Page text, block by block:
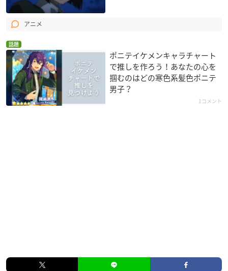
アニメ
話題
ポニテイケメンキャラチャート
で推しを作ろう！あなたの心を
掴むのはどの寒色系髪色ポニテ
男子？
1コメント